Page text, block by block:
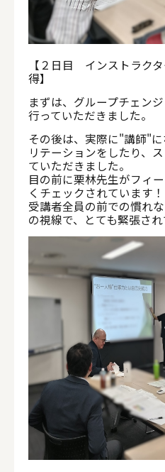
【２日目 インストラク
得】
まずは、グループチェン
行っていただきました。
その後は、実際に"講師"
リテーションをしたり、
ていただきました。
目の前に栗林先生がフィ
くチェックされています！
受講者全員の前での慣れ
の視線で、とても緊張され